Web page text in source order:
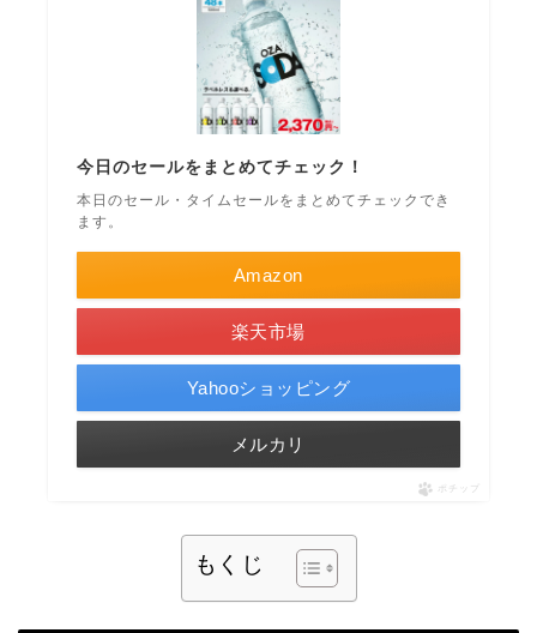
今日のセールをまとめてチェック！
本日のセール・タイムセールをまとめてチェックでき
ます。
Amazon
楽天市場
Yahooショッピング
メルカリ
ポチップ
もくじ